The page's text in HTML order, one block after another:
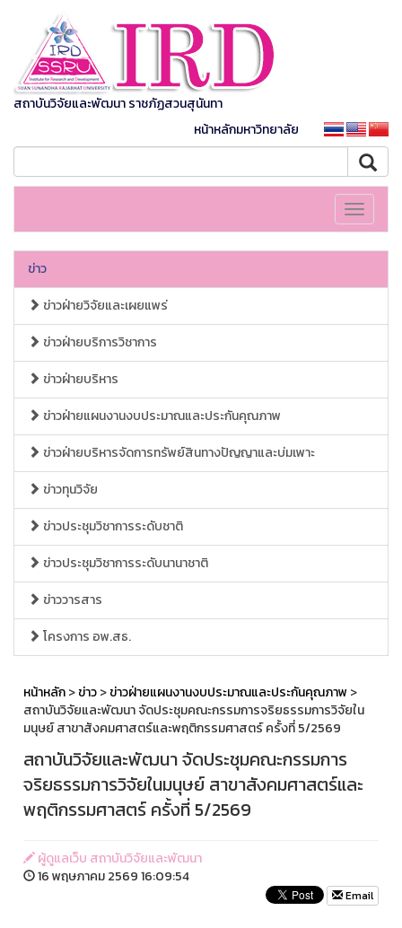
สถาบันวิจัยและพัฒนา ราชภัฏสวนสุนันทา
หน้าหลักมหาวิทยาลัย
Toggle
ข่าว
ข่าวฝ่ายวิจัยและเผยแพร่
ข่าวฝ่ายบริการวิชาการ
ข่าวฝ่ายบริหาร
ข่าวฝ่ายแผนงานงบประมาณและประกันคุณภาพ
ข่าวฝ่ายบริหารจัดการทรัพย์สินทางปัญญาและบ่มเพาะ
ข่าวทุนวิจัย
ข่าวประชุมวิชาการระดับชาติ
ข่าวประชุมวิชาการระดับนานาชาติ
ข่าววารสาร
โครงการ อพ.สธ.
หน้าหลัก>ข่าว>ข่าวฝ่ายแผนงานงบประมาณและประกันคุณภาพ >
สถาบันวิจัยและพัฒนา จัดประชุมคณะกรรมการจริยธรรมการวิจัยใน
มนุษย์ สาขาสังคมศาสตร์และพฤติกรรมศาสตร์ ครั้งที่ 5/2569
สถาบันวิจัยและพัฒนา จัดประชุมคณะกรรมการ
จริยธรรมการวิจัยในมนุษย์ สาขาสังคมศาสตร์และ
พฤติกรรมศาสตร์ ครั้งที่ 5/2569
ผู้ดูแลเว็บ สถาบันวิจัยและพัฒนา
16 พฤษภาคม 2569 16:09:54
Email